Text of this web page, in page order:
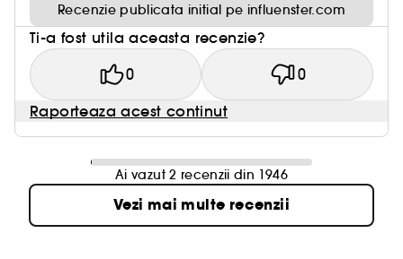
Recenzie publicata initial pe influenster.com
Ti-a fost utila aceasta recenzie?
0 0
Raporteaza acest continut
Ai vazut 2 recenzii din 1946
Vezi mai multe recenzii